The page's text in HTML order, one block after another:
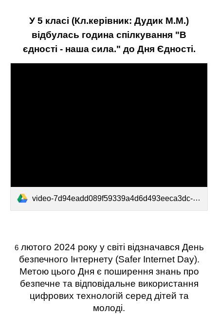
У 5 класі (Кл.керівник: Дудик М.М.)
відбулась година спілкування "В
єдності - наша сила." до Дня Єдності.
video-7d94eadd089f59339a4d6d493eeca3dc-V.mp4
6лютого 2024 року у світі відзначався День
безпечного Інтернету (Safer Internet Day).
Метою цього Дня є поширення знань про
безпечне та відповідальне використання
цифрових технологій серед дітей та
молоді.